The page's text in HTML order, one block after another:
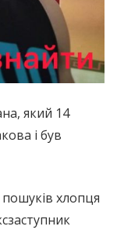
який 14
і був
пошуків хлопця